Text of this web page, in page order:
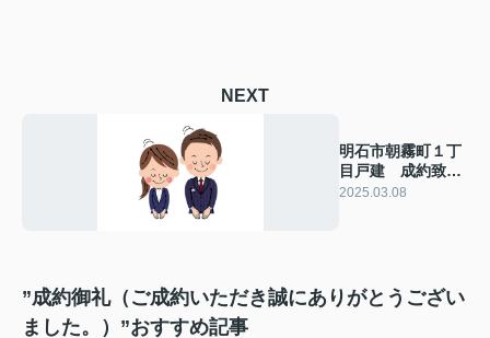
NEXT
明石市朝霧町１丁
目戸建 成約致し
ました！ 2025年
2025.03.08
”成約御礼（ご成約いただき誠にありがとうござい
ました。）”おすすめ記事